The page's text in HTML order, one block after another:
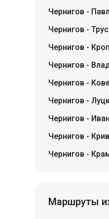
Чернигов -
Чернигов -
Чернигов -
Чернигов -
Чернигов -
Чернигов -
Чернигов -
Чернигов -
Чернигов -
Маршруты